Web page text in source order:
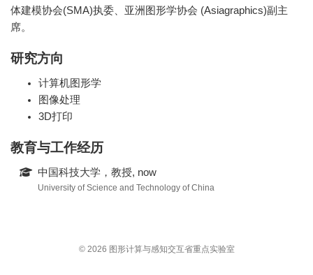
体建模协会(SMA)执委、亚洲图形学协会 (Asiagraphics)副主
席。
研究方向
计算机图形学
图像处理
3D打印
教育与工作经历
中国科技大学，教授, now
University of Science and Technology of China
© 2026 图形计算与感知交互省重点实验室